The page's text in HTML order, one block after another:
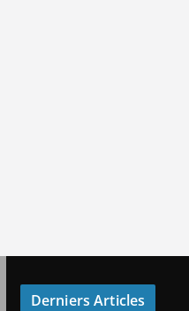
Derniers Articles